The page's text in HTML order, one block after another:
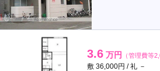
3.6 万円 （管理費等
敷 36,000円 / 礼 －